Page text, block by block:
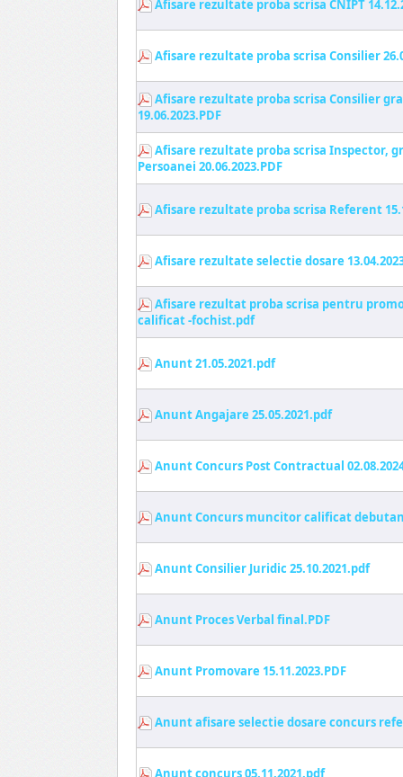
Afisare rezultate proba scrisa CNIPT
Afisare rezultate proba scrisa Consilier
Afisare rezultate proba scrisa Consilier
19.06.2023.PDF
Afisare rezultate proba scrisa Inspector,
Persoanei 20.06.2023.PDF
Afisare rezultate proba scrisa Referent
Afisare rezultate selectie dosare
Afisare rezultat proba scrisa pentru
calificat -fochist.pdf
Anunt 21.05.2021.pdf
Anunt Angajare 25.05.2021.pdf
Anunt Concurs Post Contractual
Anunt Concurs muncitor calificat debutant
Anunt Consilier Juridic 25.10.2021.pdf
Anunt Proces Verbal final.PDF
Anunt Promovare 15.11.2023.PDF
Anunt afisare selectie dosare concurs
Anunt concurs 05.11.2021.pdf